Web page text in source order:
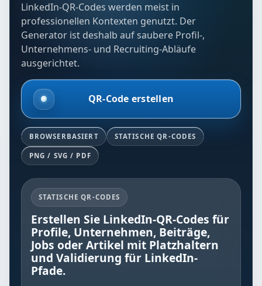
LinkedIn-QR-Codes werden meist in
professionellen Kontexten genutzt. Der
Generator ist deshalb auf saubere Profil-,
Unternehmens- und Recruiting-Abläufe
ausgerichtet.
QR-Code erstellen
BROWSERBASIERT STATISCHE QR-CODES
PNG / SVG / PDF
STATISCHE QR-CODES
Erstellen Sie LinkedIn-QR-Codes für
Profile, Unternehmen, Beiträge,
Jobs oder Artikel mit Platzhaltern
und Validierung für LinkedIn-
Pfade.